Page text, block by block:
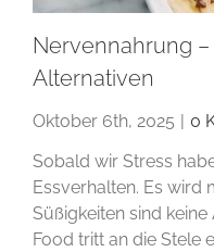
Nervennahrung
Alternativen
Oktober 6th, 2025
0
Sobald wir Stress
Essverhalten. Es wird
Süßigkeiten sind
Food tritt an die Stele